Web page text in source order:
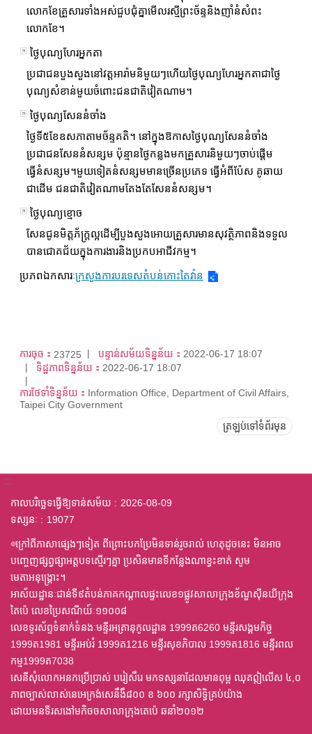
លោកខែគ្រួសារទាំងអស់ជួបជុំគ្នាមើលរស្មីព្រះច័ន្ទនិងញាំនំសំពះ
លោកខែ។
ថ្ងៃបុណ្យហែរអ្នកតា
ប្រជាជនបួងសួងនៅវត្តអារ៉ាមនិមួយៗហើយថ្ងៃបុណ្យហែរអ្នកតាជាថ្ងៃ
បុណ្យសំខាន់មួយចំពោះជនជាតិវៀតណាម។
ថ្ងៃបុណ្យសែននំចាំង
ថ្ងៃទី៥ខែឧសភាតាមច័ន្ទគតិ។ នៅក្នុងឱកាសថ្ងៃបុណ្យសែននំចាំង
ប្រជាជនសែននំសន្សម ប៉ុន្មានថ្ងៃកន្លងមកគ្រួសារនិមួយៗចាប់ផ្តើម
ធ្វើនំសន្សម។មួយទៀតនំសន្សមមានច្រើនប្រភេទ ធ្វើអំពីប៉ែស គូឆាយ
ជាដើម ជនជាតិវៀតណាមតែងតែសែននំសន្សម។
ថ្ងៃបុណ្យខ្មោច
សែនជូនមិត្តភ័ក្ត្រល្អដើម្បីបួងសួងអោយគ្រួសារមានសុវត្ថិភាពនិងទទួល
បានជោគជ័យក្នុងការងារនិងប្រកបអាជីវកម្ម។
ប្រភពឯកសារៈក្រសួងការបរទេសតំបន់កោះតៃវ៉ាន
ការចុច： 23725 បន្ទាន់សម័យទិន្នន័យ： 2022-06-17 18:07
ទិដ្ឋភាពទិន្នន័យ： 2022-06-17 18:07
ការថែទាំទិន្នន័យ： Information Office, Department of Civil Affairs,
Taipei City Government
ត្រឡប់ទៅទំព័រមុន
:::
កាលបរិច្ឆេទធ្វើឱ្យទាន់សម័យ
2026-08-09
ទស្សនៈ
19077
◎ក្រៅពីភាសាផ្សេងៗទៀត ពីព្រោះបកប្រែមិនទាន់រួចរាល់ ហេតុដូចនេះ មិនអាច
បញ្ចេញផ្សព្វផ្សាអត្តបទស្មើរៗគ្នា ប្រសិនមានទីកន្លែងណាខ្វះខាត់ សូម
មេតាអនុង្គ្រោះ។
អាស័យដ្ឋានៈជាន់ទី៩តំបន់ភាគកណ្តាលផ្ទះលេខ១ផ្លូវសាលាក្រុងខ័ណ្ឌស៊ីនយីក្រុង
តៃប៉េ លេខប្រៃសណីយ៍ៈ១១០០៨
លេខទូរស័ព្ទទំនាក់ទំនងៈមន្ទីរអត្រានុកូលដ្ឋាន 1999ត6260 មន្ទីរសង្គមកិច្ច
1999ត1981 មន្ទីរអប់រំ 1999ត1216 មន្ទីរសុខភិបាល 1999ត1816 មន្ទីរពល
កម្ម1999ត7038
សេនីសុំលោកអនកប្រើប្រាស់ បរៀសឹរេ មកទស្សនាដែលមានពុម្ព ឈុតឦលើស ៤,០
ភាពច្បាស់លាស់នេអេក្រង់សេនឹងឹ៨០០ ខ ៦០០ រក្សាសិទ្ធិគ្រប់យ៉ាង
ដោយមនទីរសងៅមកិចចសាលាក្រុងតេប៉េ ឆនាំ២០១២